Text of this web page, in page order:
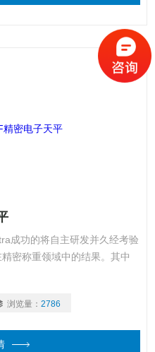
成功的将自主研发并久经考验
密称重领域中的结果。其中
浏览量： 2786